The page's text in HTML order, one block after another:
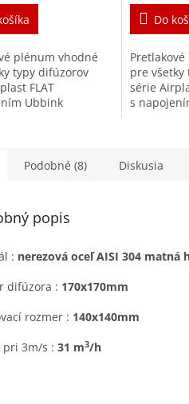
plénum vhodné
typy difúzorov
FLAT
Ubbink
Do
pre
série
s
Podobné (8) Diskusia
popis
: nerezová oceľ AISI 304 matná
difúzora : 170x170mm
rozmer : 140x140mm
pri 3m/s :31 m3/h